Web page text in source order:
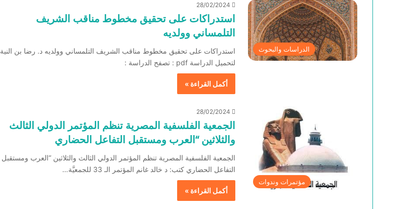
الدراسات والبحوث
28/02/2024
استدراكات على تحقيق مخطوط مناقب الشريف
التلمساني وولديه
استدراكات على تحقيق مخطوط مناقب الشريف التلمساني وولديه د. رضا بن النية
لتحميل الدراسة pdf : تصفح الدراسة :
أكمل القراءة »
مؤتمرات وندوات
28/02/2024
الجمعية الفلسفية المصرية تنظم المؤتمر الدولي الثالث
والثلاثين “العرب ومستقبل التفاعل الحضاري
الجمعية الفلسفية المصرية تنظم المؤتمر الدولي الثالث والثلاثين “العرب ومستقبل
التفاعل الحضاري كتب: د خالد غانم المؤتمر الـ 33 للجمعيَّة…
أكمل القراءة »